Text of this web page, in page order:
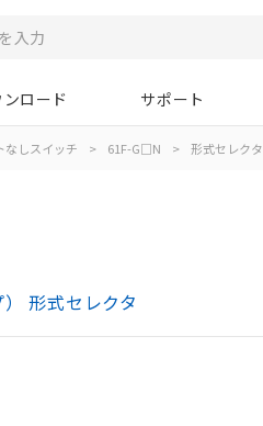
ロード サポート
なしスイッチ > 61F-G□N > 形式セレクタ
形式セレクタ